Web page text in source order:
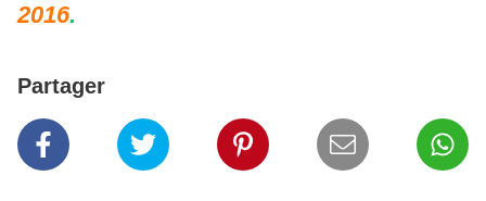
2016.
Partager